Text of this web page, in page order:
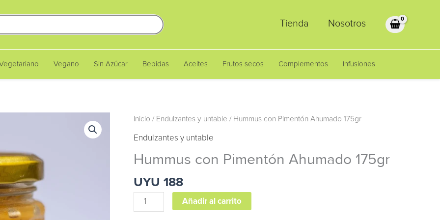
Tienda Nosotros
Vegano Sin Azúcar Bebidas Aceites Frutos secos Complementos Infusiones
Inicio / Endulzantes y untable / Hummus con Pimentón Ahumado 175gr
Endulzantes y untable
Hummus con Pimentón Ahumado 175gr
UYU 188
Hummus
Ahumado
cantidad
Añadir al carrito